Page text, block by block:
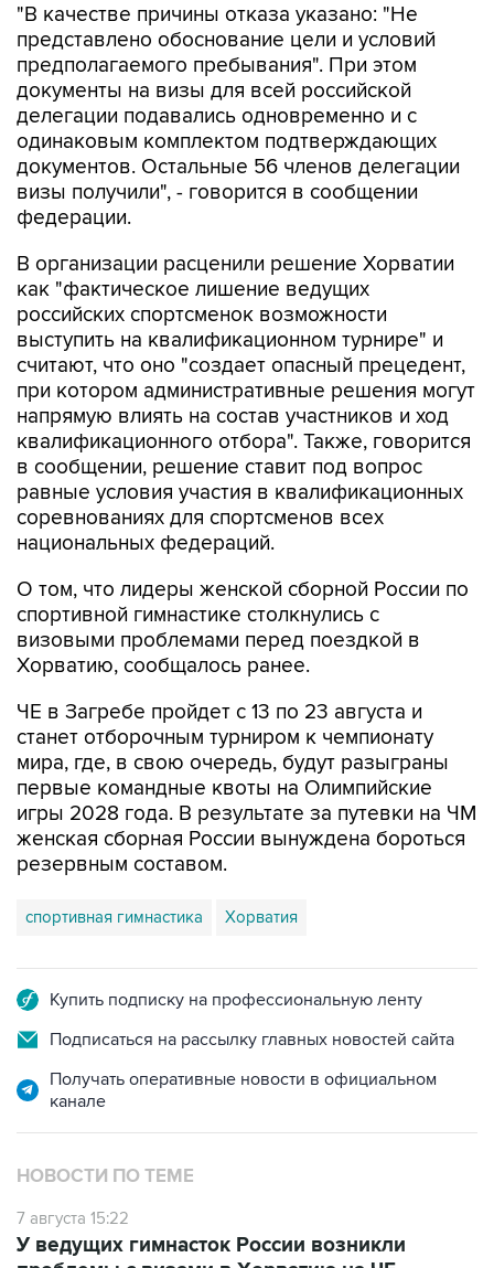
"В качестве причины отказа указано: "Не
представлено обоснование цели и условий
предполагаемого пребывания". При этом
документы на визы для всей российской
делегации подавались одновременно и с
одинаковым комплектом подтверждающих
документов. Остальные 56 членов делегации
визы получили", - говорится в сообщении
федерации.
В организации расценили решение Хорватии
как "фактическое лишение ведущих
российских спортсменок возможности
выступить на квалификационном турнире" и
считают, что оно "создает опасный прецедент,
при котором административные решения могут
напрямую влиять на состав участников и ход
квалификационного отбора". Также, говорится
в сообщении, решение ставит под вопрос
равные условия участия в квалификационных
соревнованиях для спортсменов всех
национальных федераций.
О том, что лидеры женской сборной России по
спортивной гимнастике столкнулись с
визовыми проблемами перед поездкой в
Хорватию, сообщалось ранее.
ЧЕ в Загребе пройдет с 13 по 23 августа и
станет отборочным турниром к чемпионату
мира, где, в свою очередь, будут разыграны
первые командные квоты на Олимпийские
игры 2028 года. В результате за путевки на ЧМ
женская сборная России вынуждена бороться
резервным составом.
спортивная гимнастика Хорватия
Купить подписку на профессиональную ленту
Подписаться на рассылку главных новостей сайта
Получать оперативные новости в официальном
канале
НОВОСТИ ПО ТЕМЕ
7 августа 15:22
У ведущих гимнасток России возникли